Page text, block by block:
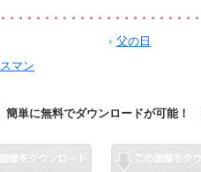
父の日
マン
単に無料でダウンロードが可能！